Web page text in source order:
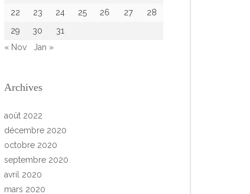
22
23 24 25 26 27
28
29
30
31
« Nov
Jan »
Archives
août 2022
décembre 2020
octobre 2020
septembre 2020
avril 2020
mars 2020